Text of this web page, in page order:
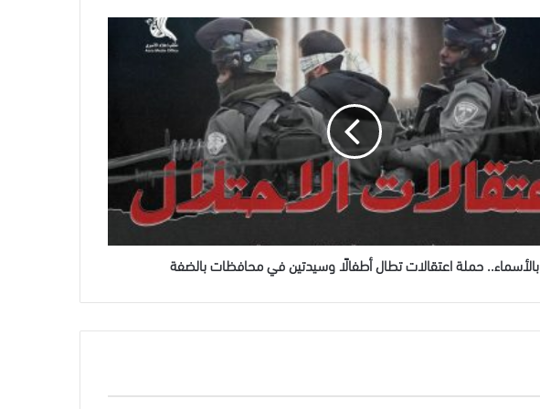
بالأسماء.. حملة اعتقالات تطال أطفالًا وسيدتين في محافظات بالضفة